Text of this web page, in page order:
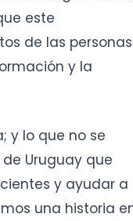
este
de las personas
y la
y lo que no se
Uruguay que
y ayudar a
una historia